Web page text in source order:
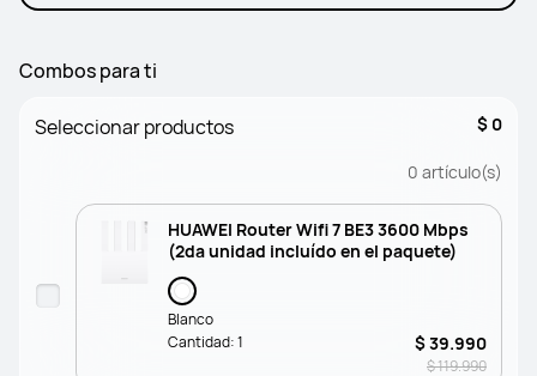
Combos para ti
Seleccionar productos $ 0
0 artículo(s)
HUAWEI Router Wifi 7 BE3 3600 Mbps
(2da unidad incluído en el paquete)
Blanco
$ 39.990
$ 119.990
Cantidad:1